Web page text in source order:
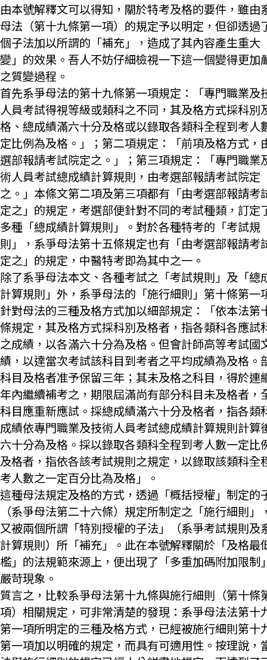
由本號解釋文可以得知，關於特考及格的要件，雖由
母法（第十九條第一項）的規定予以明定，但卻透過
個子法加以所謂的「補充」，造成了其內容產生重大
變」的效果。吾人不妨仔細檢視一下這一個變得更加
之質變過程。
首先系爭母法的第十九條第一項規定：「專門職業及
人員考試得視等級或類科之不同，其及格方式採科別
格、總成績滿六十分及格或以錄取各類科全程到考人
定比例為及格。」；第二項規定：「前項及格方式，
選部報請考試院定之。」；第三項規定：「專門職業
術人員考試總成績計算規則，由考選部報請考試院定
之。」本條文第二項及第三項都有「由考選部報請考
定之」的規定，考選部便針對不同的考試種類，訂定
多種「總成績計算規則」。對於各種特考的「考試規
則」，系爭母法第十五條規定也有「由考選部報請考
定之」的規定，中醫特考即為其中之一。
除了系爭母法本文、各種考試之「考試規則」及「總
計算規則」外，系爭母法的「施行細則」第十條第一
針對母法的三種及格方式加以細部規定：「依本法第
條規定，其及格方式採科別及格者，指各類科各應試
之成績，以各滿六十分為及格。但會計師高等考試國
績，以達當次考試該科目到考者之平均成績為及格。
科目及格者准予保留三年；其未及格之科目，得於連
年內繼續補考之，期限屆滿尚有部分科目未及格者，
科目應重新應試。採總成績滿六十分及格者，指各類
成績依專門職業及技術人員考試總成績計算規則計算
六十分為及格。採以錄取各類科全程到考人數一定比
及格者，指依各該考試規則之規定，以錄取該類科全
考人數之一定百分比為及格」。
這種母法規定及格的方式，透過「概括授權」制定的
（系爭母法第二十六條）規定所制定之「施行細則」
又被兩個所謂「特別授權的子法」（系爭考試規則及
計算規則）所「補充」。此在本號解釋關於「及格最
檻」的法規範來源上，便出現了「多重加碼附加限制
嚴苛現象。
質言之，比較系爭母法第十九條與施行細則（第十條
項）相關規定，可非常清楚的發現：系爭母法法第十
第一項所明定的三種及格方式，已經被施行細則第十
第一項加以明確的規定，而具有可適用性。按理說，